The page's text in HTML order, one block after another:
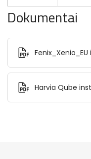
Dokumentai
Use.pdf
Harvia Qube instruction for Installation and
Use.pdf